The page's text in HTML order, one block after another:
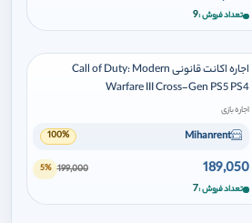
تعداد فروش 9
اجاره اکانت قانونی Call of Duty: Modern
Warfare III Cross-Gen PS5 PS4
اجاره بازی
Mihanrent
100%
189,050
199,000
5%
تعداد فروش 7